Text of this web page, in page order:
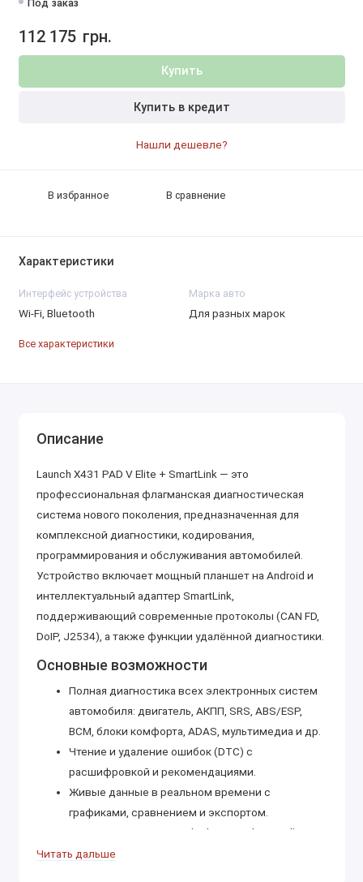
Под заказ
112 175 грн.
Купить
Купить в кредит
Нашли дешевле?
В избранное В сравнение
Характеристики
Интерфейс устройства
Wi-Fi, Bluetooth
Марка авто
Для разных марок
Все характеристики
Описание
Launch X431 PAD V Elite + SmartLink — это
профессиональная флагманская диагностическая
система нового поколения, предназначенная для
комплексной диагностики, кодирования,
программирования и обслуживания автомобилей.
Устройство включает мощный планшет на Android и
интеллектуальный адаптер SmartLink,
поддерживающий современные протоколы (CAN FD,
DoIP, J2534), а также функции удалённой диагностики.
Основные возможности
Полная диагностика всех электронных систем
автомобиля: двигатель, АКПП, SRS, ABS/ESP,
BCM, блоки комфорта, ADAS, мультимедиа и др.
Чтение и удаление ошибок (DTC) с
расшифровкой и рекомендациями.
Живые данные в реальном времени с
графиками, сравнением и экспортом.
Активационные тесты (Bidirectional Control) —
управление исполнительными механизмами,
Читать дальше